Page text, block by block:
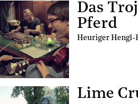
Das
Pferd
Heuriger Hengl-
Lime